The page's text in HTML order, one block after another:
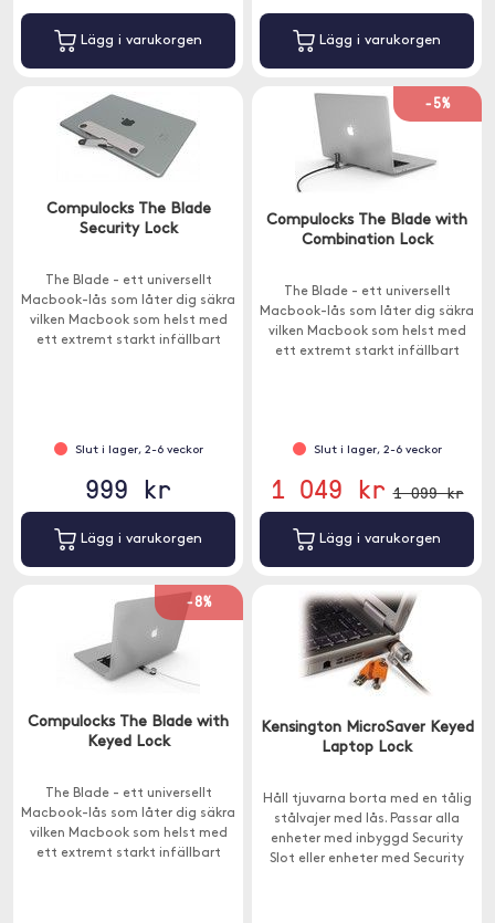
Lägg i varukorgen Lägg i varukorgen
Compulocks The Blade
Security Lock
The Blade - ett universellt
Macbook-lås som låter dig säkra
vilken Macbook som helst med
ett extremt starkt infällbart
Slut i lager, 2-6 veckor
999 kr
Lägg i varukorgen
-5%
Compulocks The Blade with
Combination Lock
The Blade - ett universellt
Macbook-lås som låter dig säkra
vilken Macbook som helst med
ett extremt starkt infällbart
Slut i lager, 2-6 veckor
1 049 kr 1 099 kr
Lägg i varukorgen
-8%
Compulocks The Blade with
Keyed Lock
The Blade - ett universellt
Macbook-lås som låter dig säkra
vilken Macbook som helst med
ett extremt starkt infällbart
Kensington MicroSaver Keyed
Laptop Lock
Håll tjuvarna borta med en tålig
stålvajer med lås. Passar alla
enheter med inbyggd Security
Slot eller enheter med Security